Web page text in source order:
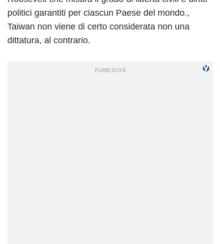
politici garantiti per ciascun Paese del mondo.,
Taiwan non viene di certo considerata non una
dittatura, al contrario.